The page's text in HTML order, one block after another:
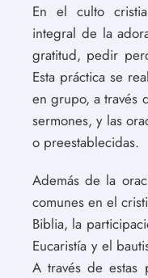
En el culto
integral de la
gratitud, pedir
Esta práctica se
en grupo, a través
sermones, y las
o preestablecidas.
Además de la
comunes en el
Biblia, la
Eucaristía y el
A través de estas